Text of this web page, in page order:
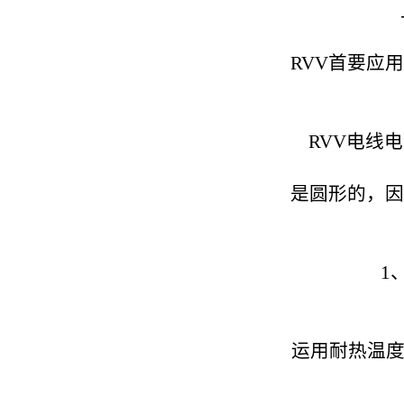
RVV首要应
RVV电线
是圆形的，
1
运用耐热温